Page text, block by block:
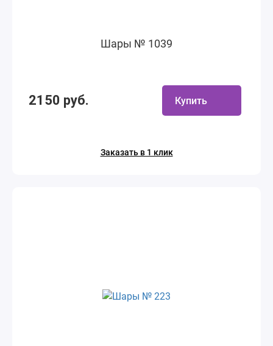
Шары № 1039
2150 руб. Купить
Заказать в 1 клик